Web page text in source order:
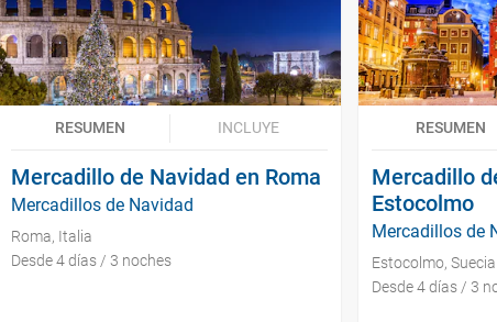
RESUMEN INCLUYE
Mercadillo de Navidad en Roma
Mercadillos de Navidad
Roma, Italia
Desde 4 días / 3 noches
RESUMEN
Mercadillo
Estocolmo
Mercadillos de
Estocolmo, Suecia
Desde 4 días / 3